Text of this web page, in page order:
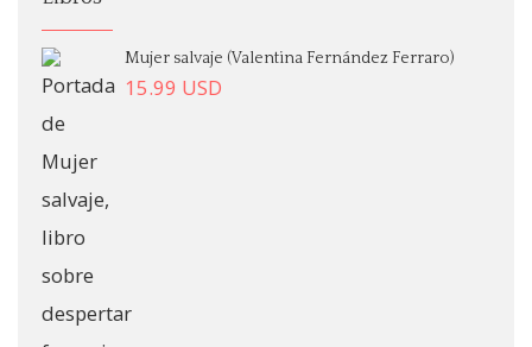
Mujer salvaje (Valentina Fernández Ferraro)
15.99 USD